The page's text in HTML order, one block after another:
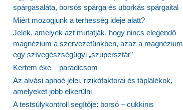
spárgasaláta, borsós spárga és uborkás spárgaital
Miért mozogjunk a terhesség ideje alatt?
Jelek, amelyek azt mutatják, hogy nincs elegendő
magnézium a szervezetünkben, azaz a magnézium
egy szívegészségügyi „szupersztár”
Kertem éke – paradicsom
Az alvási apnoé jelei, rizikófaktorai és táplálékok,
amelyeket jobb elkerülni
A testsúlykontroll segítője: borsó – cukkinis